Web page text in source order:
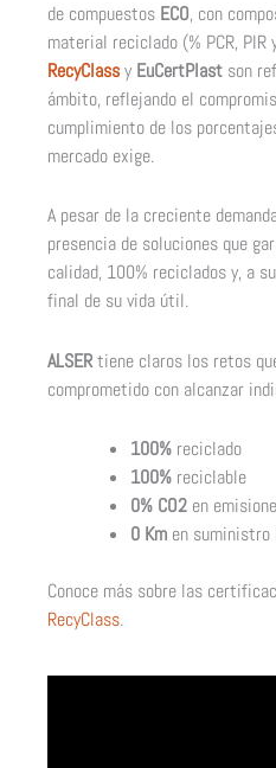
de compuestos ECO, con
material reciclado (% PCR,
RecyClassy EuCertPlast son
ámbito, reflejando el
cumplimiento de los
mercado exige.
A pesar de la creciente
presencia de soluciones que
calidad, 100% reciclados y, a
final de su vida útil.
ALSERtiene claros los retos
comprometido con alcanzar
100%reciclado
100%reciclable
0% CO2en
0 Kmen suministro
Conoce más sobre las
RecyClass.